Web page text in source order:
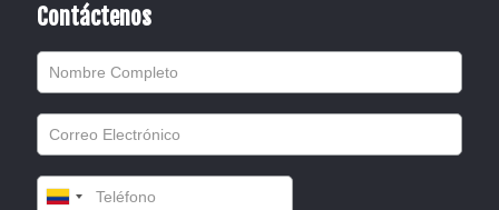
Contáctenos